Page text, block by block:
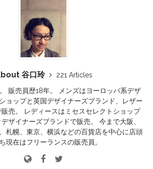
谷口玲
221 Articles
販売員歴18年。 メンズはヨーロッパ系デザ
ョップと英国デザイナーズブランド、レザー
売。 レディースはミセスセレクトショップ
ザイナーズブランドで販売。 今まで大阪、
札幌、東京、横浜などの百貨店を中心に店頭
現在はフリーランスの販売員。